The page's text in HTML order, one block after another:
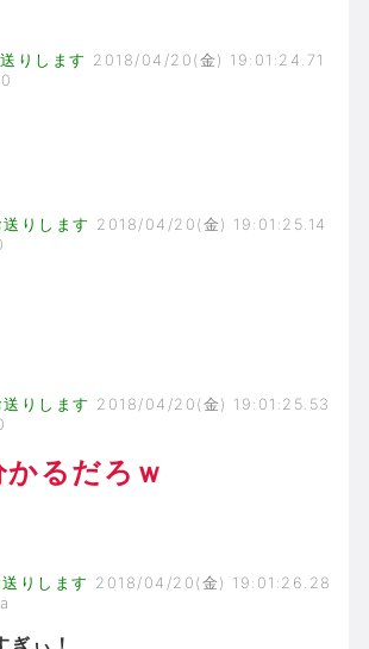
りします 2018/04/20(金) 19:01:24.71
りします 2018/04/20(金) 19:01:25.14
りします 2018/04/20(金) 19:01:25.53
るだろｗ
りします 2018/04/20(金) 19:01:26.28